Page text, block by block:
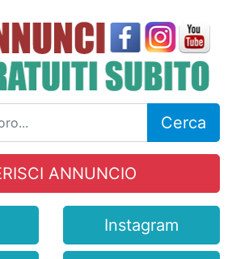
Cerca
ANNUNCIO
Instagram